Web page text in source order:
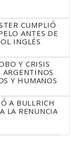
CUMPLIÓ
ANTES DE
INGLÉS
Y CRISIS
ARGENTINOS
Y HUMANOS
A BULLRICH
LA RENUNCIA